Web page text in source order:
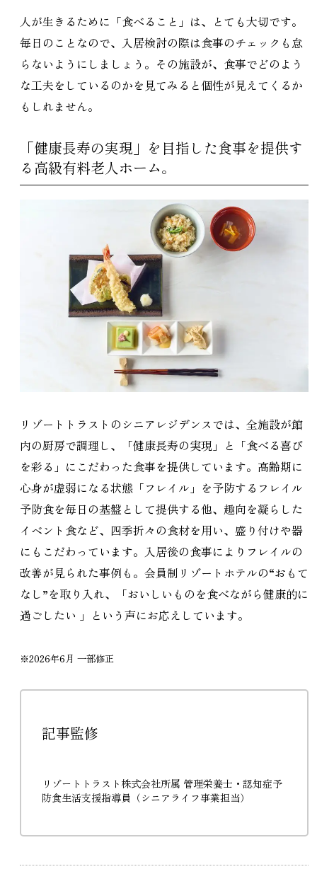
人が生きるために「食べること」は、とても大切です。
毎日のことなので、入居検討の際は食事のチェックも怠
らないようにしましょう。その施設が、食事でどのよう
な工夫をしているのかを見てみると個性が見えてくるか
もしれません。
「健康長寿の実現」を目指した食事を提供す
る高級有料老人ホーム。
リゾートトラストのシニアレジデンスでは、全施設が館
内の厨房で調理し、「健康長寿の実現」と「食べる喜び
を彩る」にこだわった食事を提供しています。高齢期に
心身が虚弱になる状態「フレイル」を予防するフレイル
予防食を毎日の基盤として提供する他、趣向を凝らした
イベント食など、四季折々の食材を用い、盛り付けや器
にもこだわっています。入居後の食事によりフレイルの
改善が見られた事例も。会員制リゾートホテルの“おもて
なし”を取り入れ、「おいしいものを食べながら健康的に
過ごしたい 」という声にお応えしています。
※2026年6月 一部修正
記事監修
リゾートトラスト株式会社所属 管理栄養士・認知症予
防食生活支援指導員（シニアライフ事業担当）